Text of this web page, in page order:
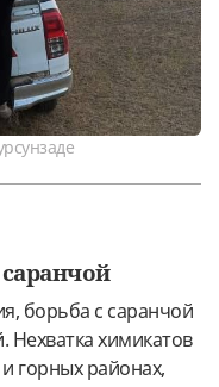
борьба с саранчой
Нехватка химикатов
горных районах,